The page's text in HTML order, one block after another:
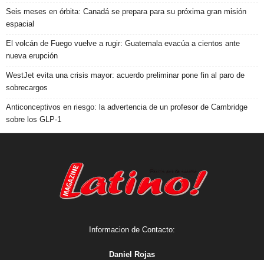
Seis meses en órbita: Canadá se prepara para su próxima gran misión
espacial
El volcán de Fuego vuelve a rugir: Guatemala evacúa a cientos ante
nueva erupción
WestJet evita una crisis mayor: acuerdo preliminar pone fin al paro de
sobrecargos
Anticonceptivos en riesgo: la advertencia de un profesor de Cambridge
sobre los GLP-1
Informacion de Contacto:
Daniel Rojas